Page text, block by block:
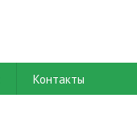
Контакты